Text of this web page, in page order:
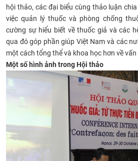
hội thảo, các đại biểu cùng thảo luận
việc quản lý thuốc và phòng chống
cường sự hiểu biết về thuốc giả và các
qua đó góp phần giúp Việt Nam và các
một cách tổng thể và khoa học hơn về vấn
Một số hình ảnh trong Hội thảo